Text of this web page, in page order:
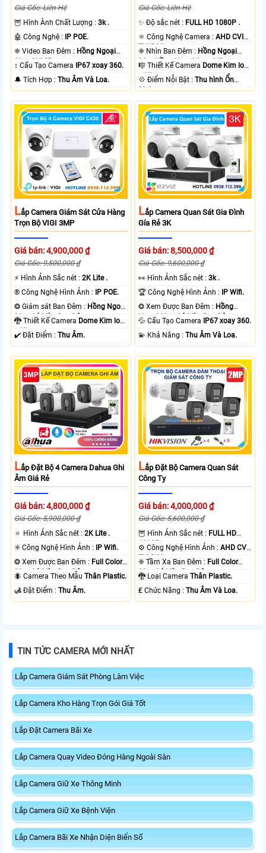
Giá Gốc: Liên Hệ
🦉 Hình Ành Chất Lượng :3k .
🤖️ Công Nghệ :
IP POE.
❈ Video Ban Đêm : Hồng Ngoại
30m ONVIF.
↕️ Cấu Tạo Camera
IP67 xoay 360.
️🔔 Tích Hợp :Thu Âm Và Loa.
Giá Gốc: Liên Hệ
✨ Độ sắc nét : FULL HD 1080P .
⚛️ Công Nghệ Camera :AHD CVI
TVI BCS.
❈ Nhìn Ban Đêm : Hồng Ngoại
20m Hồng Ngoại Smart IR.
🎼️ Thiết Kế Camera Dome Kim loại
+ Nhựa.
️💠 Điểm Nỗi Bật :Thu hình Ổn
Định.
LẮp Camera Giám Sát Cửa Hàng
Trọn Bộ VIGI 3MP
Giá bán: 4,900,000 ₫
Giá Gốc: 9,500,000 ₫
️⚡ Hình Ảnh Sắc nét :2K Lite .
®️ Công Nghệ Hình Ảnh : IP POE.
❂ Giám sát Ban Đêm : Hồng Ngoại
30m Có Màu Ban Ðêm.
🐉️ Thiết Kế Camera Dome Kim loại
+ Nhựa.
️✔️ Đặt Điểm :Thu Âm.
LẮp Camera Quan Sát Gia Đình
Gía Rẻ 3K
Giá bán: 8,500,000 ₫
Giá Gốc: 9,600,000 ₫
️👀 Hình Ảnh Sắc nét :3k .
🏆 Công Nghệ Hình Ảnh : IP Wifi.
❂ Xem Được Ban Đêm : Hồng
Ngoại 30m Có Màu Ban Ðêm.
💦 Cấu Tạo Camera IP67 xoay 360.
️💫 Khả Năng :Thu Âm Và Loa.
LẮp Đặt Bộ 4 Camera Dahua Ghi
Âm Giá Rẻ
Giá bán: 4,800,000 ₫
Giá Gốc: 5,900,000 ₫
🔅 Hình Ảnh Sắc nét :2K Lite .
✳️ Công Nghệ Hình Ảnh : IP Wifi.
❂ Xem Được Ban Đêm : Full Color
30m Có Màu Ban Ðêm.
🐜 Camera Theo MẫuThân Plastic.
️🛃 Đặt Điểm :Thu Âm.
LẮp Đặt Bộ Camera Quan Sát
Công Ty
Giá bán: 4,000,000 ₫
Giá Gốc: 5,600,000 ₫
🦉 Hình Ảnh Sắc nét : FULL HD
1080P .
⚙ Công Nghệ Hình Ảnh :AHD CVI
TVI BCS.
❈ Tầm Xa Ban Đêm : Full Color
20m Có Màu Ban Ðêm.
🐉️ Loại CameraThân Plastic.
️₤ Chức Năng :Thu Âm Và Loa.
TIN TỨC CAMERA MỚI NHẤT
Lắp Camera Giám Sát Phòng Làm Việc
Lắp Camera Kho Hàng Trọn Gói Giá Tốt
Lắp Đặt Camera Bãi Xe
Lắp Camera Quay Video Đóng Hàng Ngoài Sàn
Lắp Camera Giữ Xe Thông Minh
Lắp Camera Giữ Xe Bệnh Viện
Lắp Camera Bãi Xe Nhận Diện Biển Số